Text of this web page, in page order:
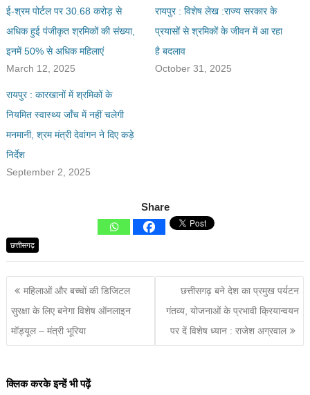
ई-श्रम पोर्टल पर 30.68 करोड़ से
अधिक हुई पंजीकृत श्रमिकों की संख्या,
इनमें 50% से अधिक महिलाएं
March 12, 2025
रायपुर : विशेष लेख :राज्य सरकार के
प्रयासों से श्रमिकों के जीवन में आ रहा
है बदलाव
October 31, 2025
रायपुर : कारखानों में श्रमिकों के
नियमित स्वास्थ्य जाँच में नहीं चलेगी
मनमानी, श्रम मंत्री देवांगन ने दिए कड़े
निर्देश
September 2, 2025
Share
छत्तीसगढ़
महिलाओं और बच्चों की डिजिटल
सुरक्षा के लिए बनेगा विशेष ऑनलाइन
मॉड्यूल – मंत्री भूरिया
छत्तीसगढ़ बने देश का प्रमुख पर्यटन
गंतव्य, योजनाओं के प्रभावी क्रियान्वयन
पर दें विशेष ध्यान : राजेश अग्रवाल
क्लिक करके इन्हें भी पढ़ें